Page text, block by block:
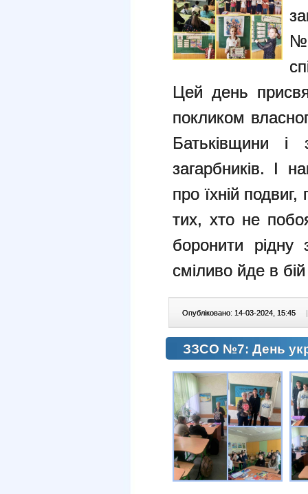
Цей день
покликом
Батьківщини
загарбників. І
про їхній
тих, хто не
боронити
сміливо йде в бій
Опубліковано: 14-03-2024, 15:45 |
ЗЗСО №7: День